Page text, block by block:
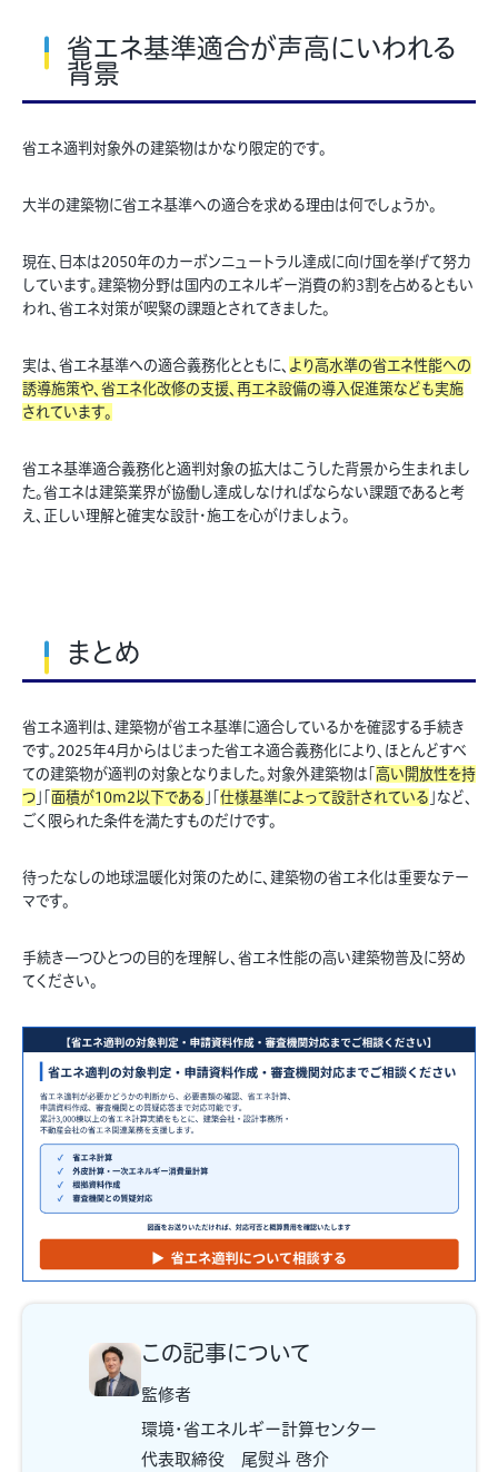
省エネ基準適合が声高にいわれる
背景
省エネ適判対象外の建築物はかなり限定的です。
大半の建築物に省エネ基準への適合を求める理由は何でしょうか。
現在、日本は2050年のカーボンニュートラル達成に向け国を挙げて努力
しています。建築物分野は国内のエネルギー消費の約3割を占めるともい
われ、省エネ対策が喫緊の課題とされてきました。
実は、省エネ基準への適合義務化とともに、 より高水準の省エネ性能への
誘導施策や、省エネ化改修の支援、再エネ設備の導入促進策なども実施
されています。
省エネ基準適合義務化と適判対象の拡大はこうした背景から生まれまし
た。省エネは建築業界が協働し達成しなければならない課題であると考
え、正しい理解と確実な設計・施工を心がけましょう。
まとめ
省エネ適判は、建築物が省エネ基準に適合しているかを確認する手続き
です。2025年4月からはじまった省エネ適合義務化により、ほとんどすべ
ての建築物が適判の対象となりました。対象外建築物は「 高い開放性を持
つ」「 面積が10m2以下である 」「 仕様基準によって設計されている 」など、
ごく限られた条件を満たすものだけです。
待ったなしの地球温暖化対策のために、建築物の省エネ化は重要なテー
マです。
手続き一つひとつの目的を理解し、省エネ性能の高い建築物普及に努め
てください。
この記事について
監修者
環境・省エネルギー計算センター
代表取締役 尾熨斗 啓介